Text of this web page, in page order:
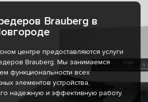
Brauberg в
центре предоставляются услуги
Brauberg. Мы занимаемся
функциональности всех
элементов устройства,
надежную и эффективную работу.